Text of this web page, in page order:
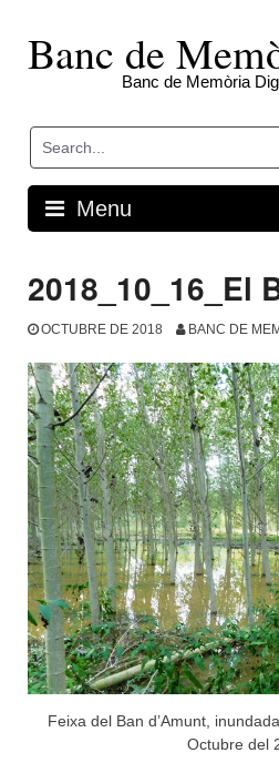
contentBanc de
Banc de Memòria
Menu
2018_10_16_El
OCTUBRE DE 2018 BANC DE
Feixa del Ban d’Amunt,
Octubre del